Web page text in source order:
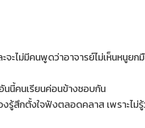
ะไม่มีคนพูดว่าอาจารย์ไม่เห็นหนูยก
นนี้คนเรียนค่อนข้างชอบกัน
รู้สึกตั้งใจฟังตลอดคลาส เพราะไม่